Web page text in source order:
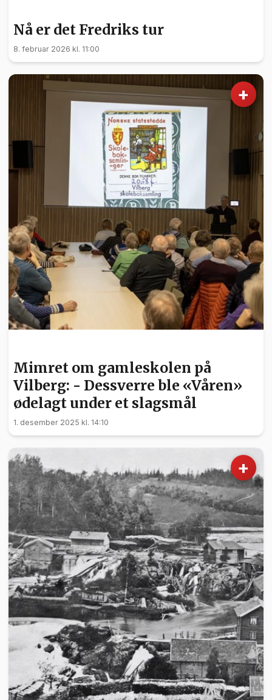
Nå er det Fredriks tur
8. februar 2026 kl. 11:00
+
Mimret om gamleskolen på
Vilberg: - Dessverre ble «Våren»
ødelagt under et slagsmål
1. desember 2025 kl. 14:10
+